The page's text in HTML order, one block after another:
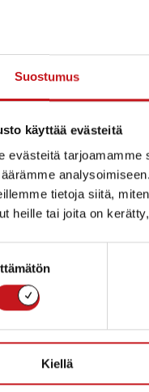
Suostumus
käyttää evästeitä
evästeitä
tietoja siitä,
heille tai joita on
Kiellä
Yhteystiedot